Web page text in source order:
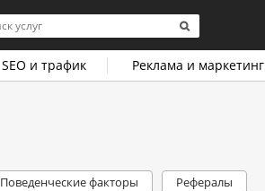
SEO и трафик Реклама и маркетинг
Поведенческие факторы Рефералы